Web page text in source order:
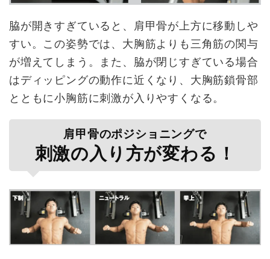
脇が開きすぎていると、肩甲骨が上方に移動しや
すい。この姿勢では、大胸筋よりも三角筋の関与
が増えてしまう。また、脇が閉じすぎている場合
はディッピングの動作に近くなり、大胸筋鎖骨部
とともに小胸筋に刺激が入りやすくなる。
肩甲骨のポジショニングで
刺激の入り方が変わる！